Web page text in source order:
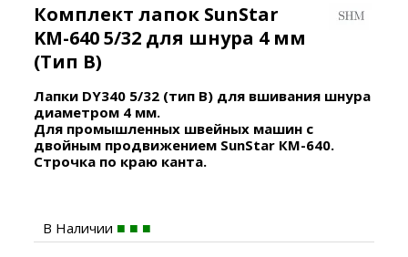
Комплект лапок SunStar
KM-640 5/32 для шнура 4 мм
(Тип В)
Лапки DY340 5/32 (тип В) для вшивания шнура
диаметром 4 мм.
Для промышленных швейных машин с
двойным продвижением SunStar КМ-640.
Строчка по краю канта.
В Наличии